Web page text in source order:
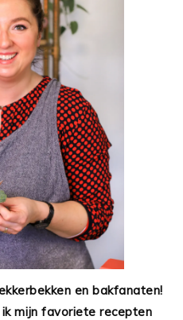
en bakfanaten!
mijn favoriete recepten